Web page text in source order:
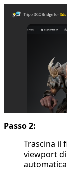
Passo 2:
Trascina il
viewport